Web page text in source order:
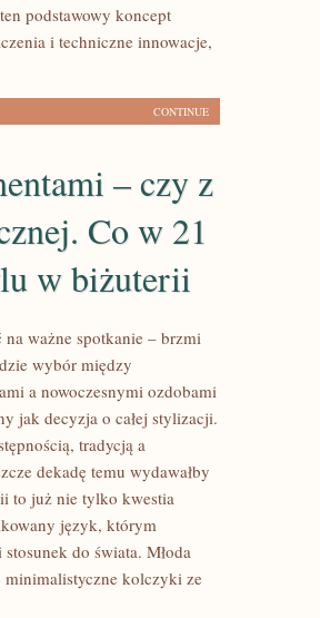
podstawowy koncept
i techniczne innowacje,
CONTINUE
– czy z
Co w 21
w biżuterii
na ważne spotkanie – brzmi
wybór między
a nowoczesnymi ozdobami
jak decyzja o całej stylizacji.
tradycją a
dekadę temu wydawałby
to już nie tylko kwestia
język, którym
do świata. Młoda
minimalistyczne kolczyki ze